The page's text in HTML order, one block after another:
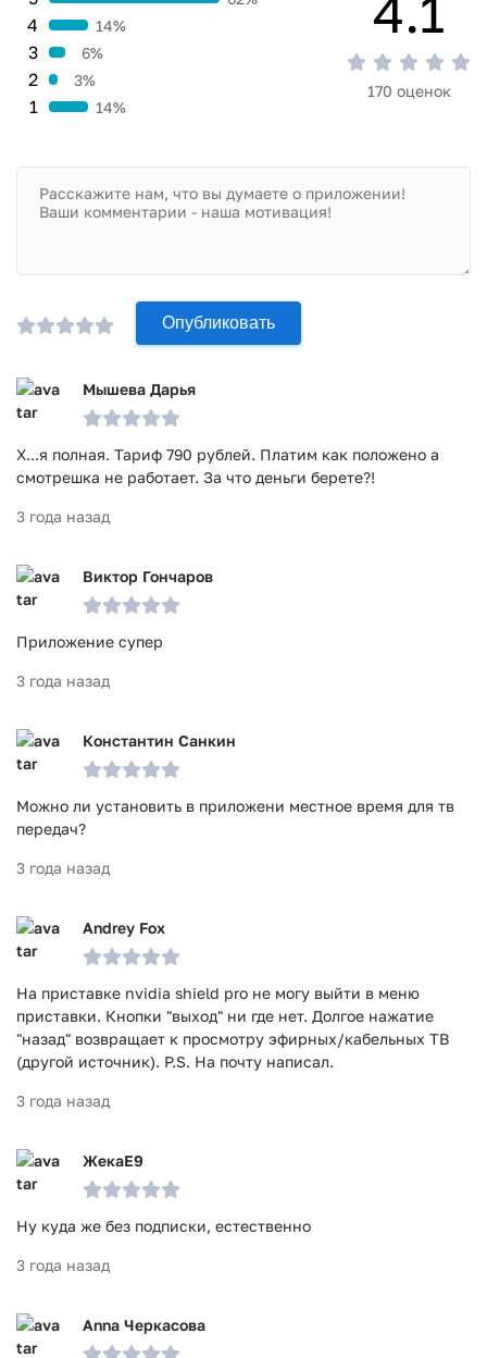
1 14%
2 3%
3 6%
4 14% 4.1
170 оценок
Опубликовать
Мышева Дарья
Х...я полная. Тариф 790 рублей. Платим как положено а
смотрешка не работает. За что деньги берете?!
3 года назад
Виктор Гончаров
Приложение супер
3 года назад
Константин Санкин
Можно ли установить в приложени местное время для тв
передач?
3 года назад
Andrey Fox
На приставке nvidia shield pro не могу выйти в меню
приставки. Кнопки "выход" ни где нет. Долгое нажатие
"назад" возвращает к просмотру эфирных/кабельных ТВ
(другой источник). P.S. На почту написал.
3 года назад
ЖекаЕ9
Ну куда же без подписки, естественно
3 года назад
Anna Черкасова